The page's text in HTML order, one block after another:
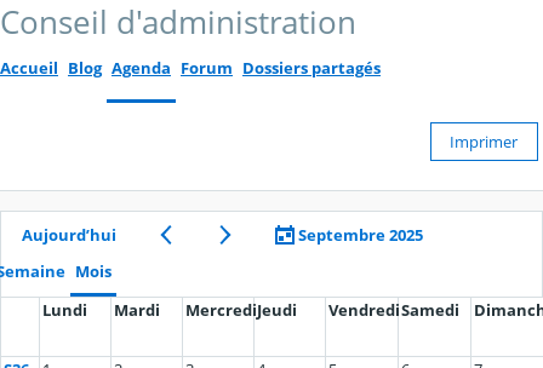
Conseil d'administration
Accueil Blog Agenda Forum Dossiers partagés
Imprimer
Aujourd’hui
Septembre 2025
Mois
Lundi
Mardi MercrediJeudi VendrediSamedi